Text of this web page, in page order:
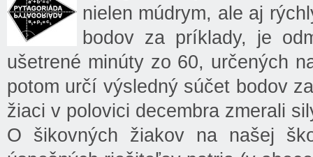
nielen múdrym, ale aj
bodov za príklady, je
ušetrené minúty zo 60, určených
potom určí výsledný súčet bodov
žiaci v polovici decembra zmerali
O šikovných žiakov na našej